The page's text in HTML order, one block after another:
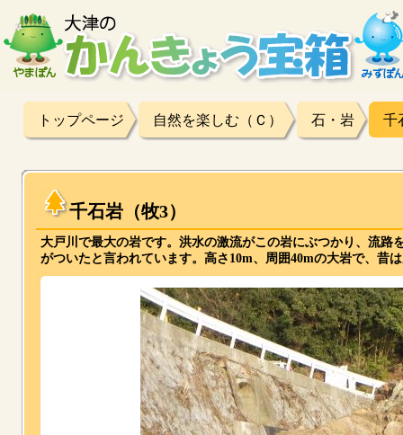
トップページ 自然を楽しむ（Ｃ） 石・岩 千
千石岩（牧3）
大戸川で最大の岩です。洪水の激流がこの岩にぶつかり、流路
がついたと言われています。高さ10m、周囲40mの大岩で、昔